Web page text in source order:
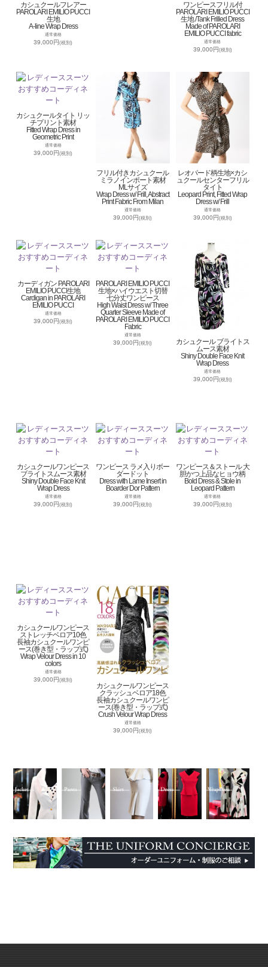
カシュクールフレアー
PAROLARI EMILIO PUCCI
生地
A-line Wrap Dress
通常価格
39,000円(税別)
ワンピースフリル付
PAROLARI EMILIO PUCCI
生地 /Tank Frilled Dress
Made of PAROLARI
EMILIO PUCCI fabric
通常価格
39,000円(税別)
カシュクールタイト リッ
チプリント素材
Fitted Wrap Dress in
Geometric Print
通常価格
39,000円(税別)
フリル付きカシュクール
ミラノインポート素材
MLサイズ
Wrap Dress w/ Frill, Abstract
Print Fabric From Milan
通常価格
39,000円(税別)
レオパード柄生地×カシ
ュクールセンターフリル
タイト
Leopard Print, Fitted Wrap
Dress w/ Frill
通常価格
39,000円 (税別)
カーディガン PAROLARI
EMILIO PUCCI生地
Cardigan in PAROLARI
EMILIO PUCCI
通常価格
39,000円(税別)
PAROLARI EMILIO PUCCI
生地×ハイウエスト切替
七分丈ワンピース
High Waist Dress w/ Three
Quarter Sleeve Made of
PAROLARI EMILIO PUCCI
Fabric
通常価格
39,000円(税別)
カシュクール ブライトス
ムース素材
Shiny Double Face Knit
Wrap Dress
通常価格
39,000円(税別)
カシュクールワンピース
ブライトスムース素材
Shiny Double Face Knit
Wrap Dress
通常価格
39,000円(税別)
ワンピース ラメ入りボー
ダードット
Dress with Lame Insert in
Boarder Dor Pattern
通常価格
39,000円(税別)
ワンピース＆ストール 大
胆かつ上品なヒョウ柄
Bold Dress & Stole in
Leopard Pattern
通常価格
39,000円 (税別)
カシュクールワンピース
ストレッチベロア10色
長袖カシュクールワンピ
ース(巻き型・ラップ式)
Wrap Velour Dress in 10
colors
通常価格
39,000円(税別)
カシュクールワンピース
クラッシュベロア18色
長袖カシュクールワンピ
ース(巻き型・ラップ式)
Crush Velour Wrap Dress
通常価格
39,000円(税別)